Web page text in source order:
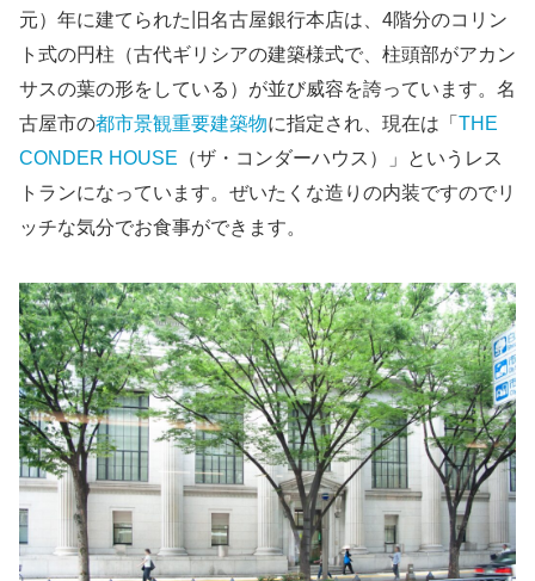
元）年に建てられた旧名古屋銀行本店は、4階分のコリン
ト式の円柱（古代ギリシアの建築様式で、柱頭部がアカン
サスの葉の形をしている）が並び威容を誇っています。名
古屋市の都市景観重要建築物に指定され、現在は「 THE
CONDER HOUSE （ザ・コンダーハウス）」というレス
トランになっています。ぜいたくな造りの内装ですのでリ
ッチな気分でお食事ができます。